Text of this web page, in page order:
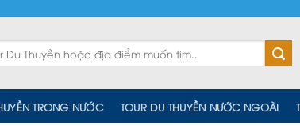
TRONG NƯỚC TOUR DU THUYỀN NƯỚC NGOÀI